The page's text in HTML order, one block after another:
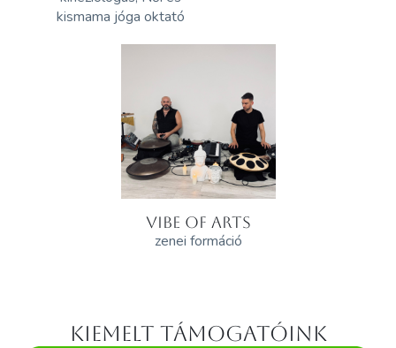
kismama jóga oktató
VIBE OF ARTS
zenei formáció
Kiemelt támogatóink